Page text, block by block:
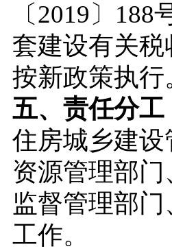
〔2019〕
套建设有关
按新政策执行
五、责任分工
住房城乡建
资源管理部
监督管理部
工作。